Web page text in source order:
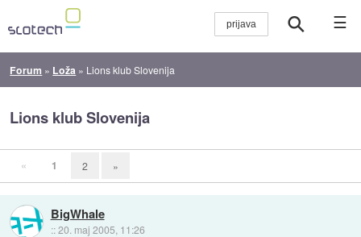
☰
Forum » Loža » Lions klub Slovenija
Lions klub Slovenija
« 1 2 »
BigWhale
::20. maj 2005, 11:26